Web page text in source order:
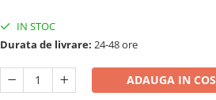
IN STOC
Durata de livrare: 24-48 ore
ADAUGA IN COS